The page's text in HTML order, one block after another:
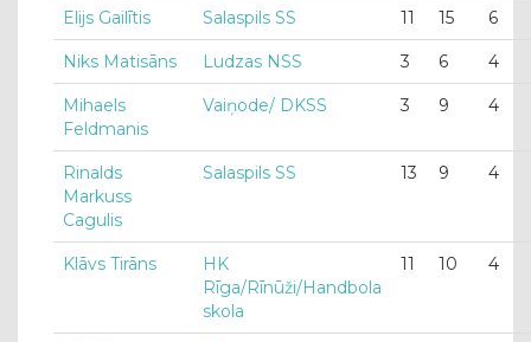
Elijs Gailītis Salaspils SS 11 15 6
Niks Matisāns Ludzas NSS 3 6 4
Mihaels
Feldmanis
Vaiņode/ DKSS 3 9 4
Rinalds
Markuss
Cagulis
Salaspils SS 13 9 4
Klāvs Tirāns
HK
Rīga/Rīnūži/Handbola
skola
11 10 4